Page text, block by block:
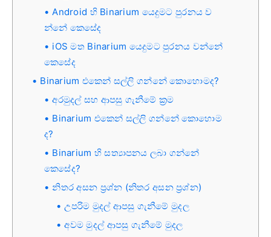
Android හි Binarium යෙදුමට පුරනය ව
න්නේ කෙසේද
iOS මත Binarium යෙදුමට පුරනය වන්නේ
කෙසේද
Binarium එකෙන් සල්ලි ගන්නේ කොහොමද?
අරමුදල් සහ ආපසු ගැනීමේ ක්‍රම
Binarium එකෙන් සල්ලි ගන්නේ කොහොම
ද?
Binarium හි සත්‍යාපනය ලබා ගන්නේ
කෙසේද?
නිතර අසන ප්‍රශ්න (නිතර අසන ප්‍රශ්න)
උපරිම මුදල් ආපසු ගැනීමේ මුදල
අවම මුදල් ආපසු ගැනීමේ මුදල